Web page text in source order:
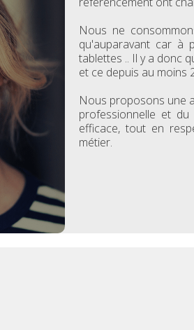
Nous ne
qu'auparavant car à
tablettes .. Il y a donc
et ce depuis au moins
Nous proposons une
professionnelle et du
efficace, tout en
métier.